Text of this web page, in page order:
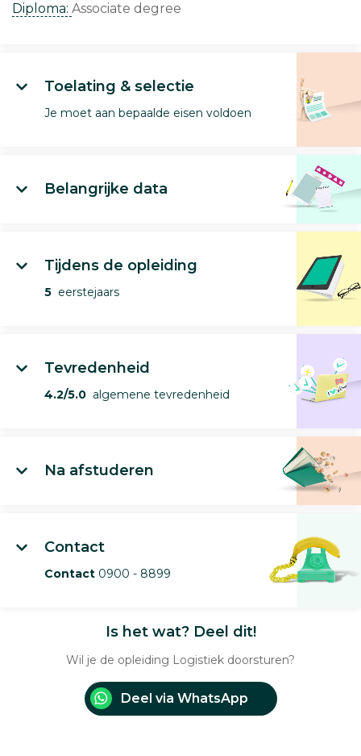
Diploma: Associate degree
Toelating & selectie
Je moet aan bepaalde eisen voldoen
Belangrijke data
Tijdens de opleiding
5 eerstejaars
Tevredenheid
4.2/5.0 algemene tevredenheid
Na afstuderen
Contact
Contact 0900 - 8899
Is het wat? Deel dit!
Wil je de opleiding Logistiek doorsturen?
Deel via WhatsApp